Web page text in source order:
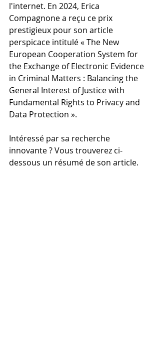
l'internet. En 2024, Erica
Compagnone a reçu ce prix
prestigieux pour son article
perspicace intitulé « The New
European Cooperation System for
the Exchange of Electronic Evidence
in Criminal Matters : Balancing the
General Interest of Justice with
Fundamental Rights to Privacy and
Data Protection ».
Intéressé par sa recherche
innovante ? Vous trouverez ci-
dessous un résumé de son article.